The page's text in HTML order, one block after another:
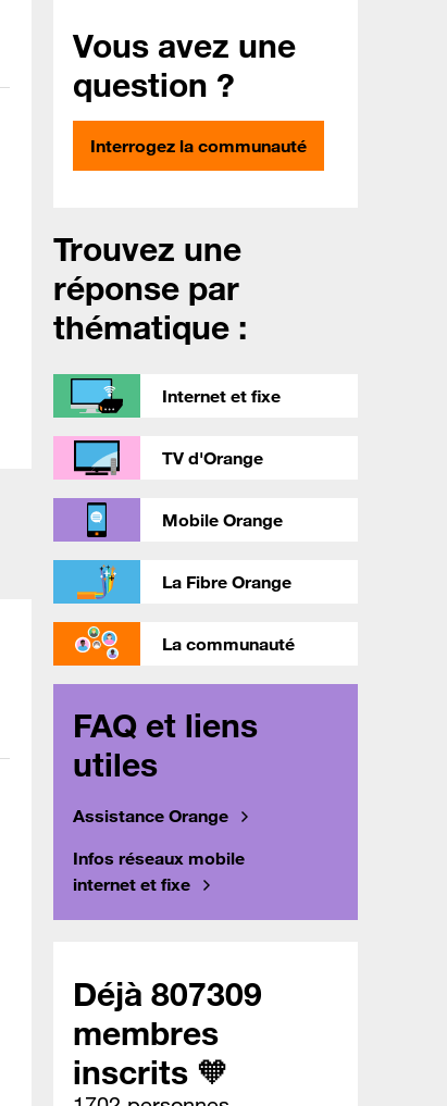
Vous avez une
question ?
Interrogez la communauté
Trouvez une
réponse par
thématique :
Internet et fixe
TV d'Orange
Mobile Orange
La Fibre Orange
La communauté
FAQ et liens
utiles
Assistance Orange
Infos réseaux mobile
internet et fixe
Déjà 807309
membres
inscrits 🧡